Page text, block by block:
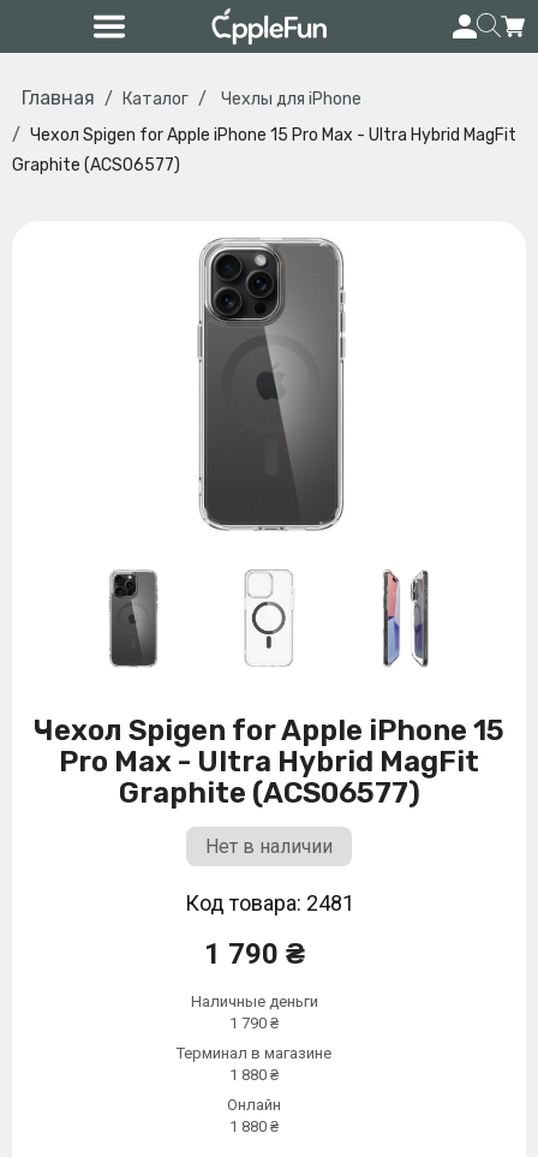
Главная Каталог
Чехлы для iPhone
Чехол Spigen for Apple iPhone 15 Pro Max - Ultra Hybrid MagFit
Graphite (ACS06577)
Чехол Spigen for Apple iPhone 15
Pro Max - Ultra Hybrid MagFit
Graphite (ACS06577)
Нет в наличии
Код товара: 2481
1 790 ₴
Наличные деньги
1 790 ₴
Терминал в магазине
1 880 ₴
Онлайн
1 880 ₴